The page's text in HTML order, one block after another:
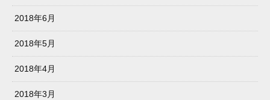
2018年6月
2018年5月
2018年4月
2018年3月